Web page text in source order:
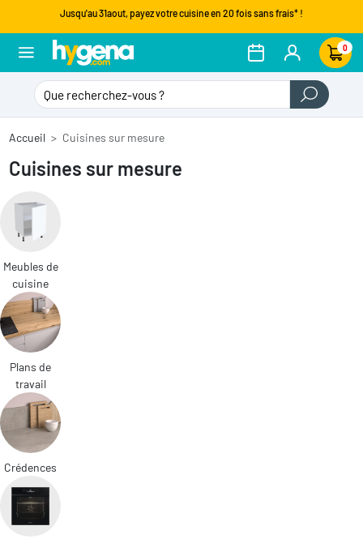
Jusqu'au 31aout, payez votre cuisine en 20 fois sans frais* !
0
Accueil Cuisines sur mesure
Cuisines sur mesure
Meubles de
cuisine
Plans de
travail
Crédences